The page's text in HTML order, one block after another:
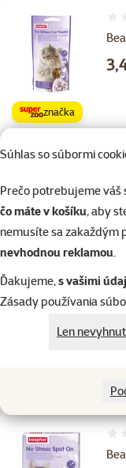
Súhlas so súbormi
Prečo potrebujeme váš
čo máte v košíku, aby
nemusíte sa zakaždým
nevhodnou reklamou.
Ďakujeme,s vašimi
Zásady používania
Len
značka